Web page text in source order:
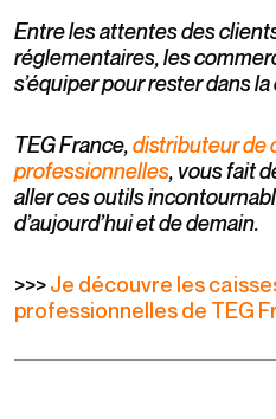
Entre les attentes des
réglementaires, les
s’équiper pour rester dans
TEG France,distributeur de
professionnelles, vous fait
aller ces outils
d’aujourd’hui et de demain.
>>>Je découvre les
professionnelles de TEG